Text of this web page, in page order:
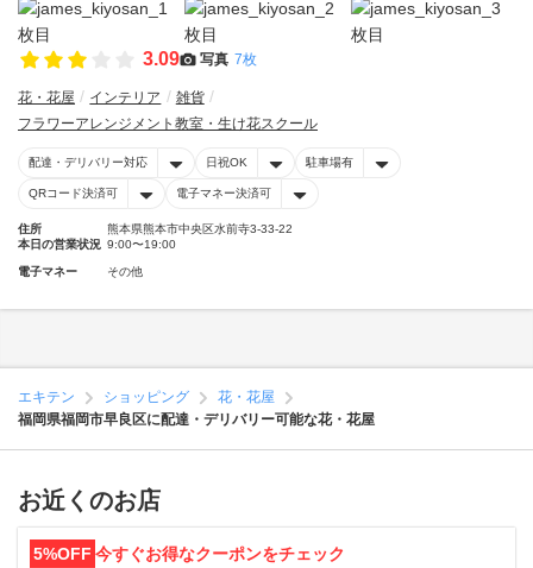
3.09 写真 7枚
花・花屋 インテリア
雑貨
フラワーアレンジメント教室・生け花スクール
配達・デリバリー対応 日祝OK 駐車場有
QRコード決済可 電子マネー決済可
住所
熊本県熊本市中央区水前寺3-33-22
本日の営業状況 9:00〜19:00
電子マネー その他
エキテン ショッピング
花・花屋
福岡県福岡市早良区に配達・デリバリー可能な花・花屋
お近くのお店
5%OFF 今すぐお得なクーポンをチェック